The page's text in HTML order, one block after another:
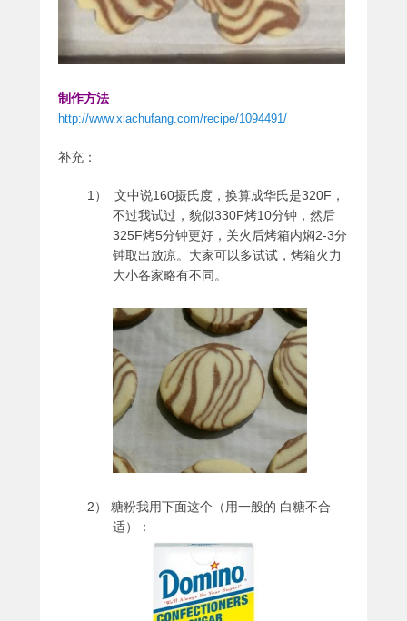
制作方法
http://www.xiachufang.com/recipe/1094491/
补充：
1） 文中说160摄氏度，换算成华氏是320F，
不过我试过，貌似330F烤10分钟，然后
325F烤5分钟更好，关火后烤箱内焖2-3分
钟取出放凉。大家可以多试试，烤箱火力
大小各家略有不同。
2） 糖粉我用下面这个（用一般的 白糖不合
适）：